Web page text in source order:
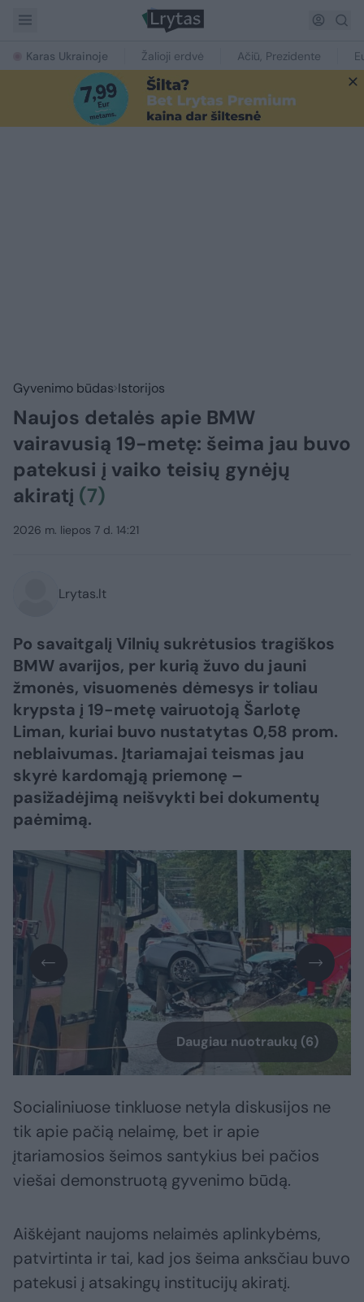
Karas Ukrainoje Žalioji erdvė Ačiū, Prezidente
Gyvenimo būdas Istorijos
Naujos detalės apie BMW
vairavusią 19-metę: šeima jau buvo
patekusi į vaiko teisių gynėjų
akiratį (7)
2026 m. liepos 7 d. 14:21
Lrytas.lt
Po savaitgalį Vilnių sukrėtusios tragiškos
BMW avarijos, per kurią žuvo du jauni
žmonės, visuomenės dėmesys ir toliau
krypsta į 19-metę vairuotoją Šarlotę
Liman, kuriai buvo nustatytas 0,58 prom.
neblaivumas. Įtariamajai teismas jau
skyrė kardomąją priemonę –
pasižadėjimą neišvykti bei dokumentų
paėmimą.
Daugiau nuotraukų (6)
Socialiniuose tinkluose netyla diskusijos ne
tik apie pačią nelaimę, bet ir apie
įtariamosios šeimos santykius bei pačios
viešai demonstruotą gyvenimo būdą.
Aiškėjant naujoms nelaimės aplinkybėms,
patvirtinta ir tai, kad jos šeima anksčiau buvo
patekusi į atsakingų institucijų akiratį.